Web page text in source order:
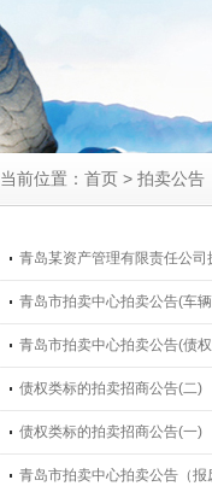
当前位置：首页 > 拍卖公告
青岛某资产管理有限责任公
青岛市拍卖中心拍卖公告(车
青岛市拍卖中心拍卖公告(债
债权类标的拍卖招商公告(二)
债权类标的拍卖招商公告(一)
青岛市拍卖中心拍卖公告（